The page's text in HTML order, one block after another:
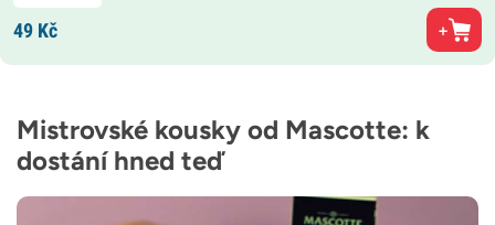
49 Kč
Mistrovské kousky od Mascotte: k
dostání hned teď